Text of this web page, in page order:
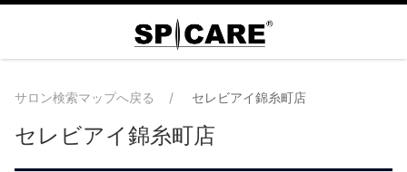
サロン検索マップへ戻る セレビアイ錦糸町店
セレビアイ錦糸町店